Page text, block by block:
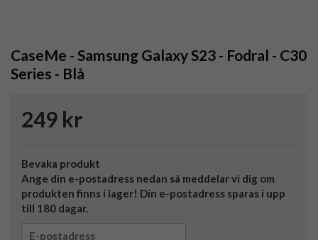
CaseMe - Samsung Galaxy S23 - Fodral - C30
Series - Blå
249 kr
Bevaka produkt
Ange din e-postadress nedan så meddelar vi dig om
produkten finns i lager! Din e-postadress sparas i upp
till 180 dagar.